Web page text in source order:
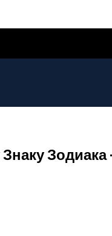
Зодиака —